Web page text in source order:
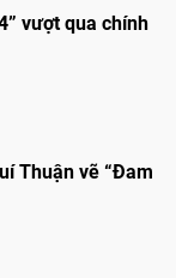
vượt qua chính
Thuận vẽ “Đam